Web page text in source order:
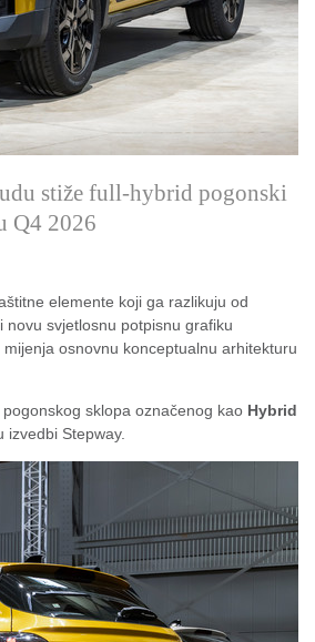
stiže full-hybrid pogonski
Q4 2026
elemente koji ga razlikuju od
svjetlosnu potpisnu grafiku
osnovnu konceptualnu arhitekturu
pogonskog sklopa označenog kao Hybrid
izvedbi Stepway.